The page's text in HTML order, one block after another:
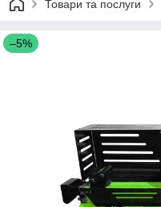
Товари та послуги
–5%